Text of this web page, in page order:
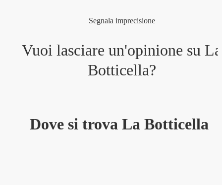
Segnala imprecisione
Vuoi lasciare un'opinione su La
Botticella?
Dove si trova La Botticella